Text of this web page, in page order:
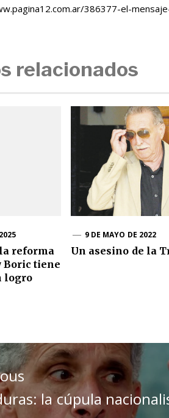
386377-el-
relacionados
reforma
Boric tiene
logro
9 DE MAYO DE 2022
Un asesino de la
la cúpula